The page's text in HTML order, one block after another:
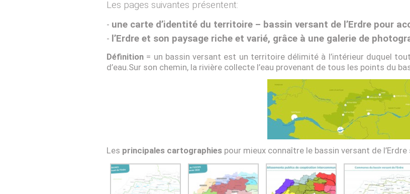
Les pages suivantes présentent:
une carte d’identité du territoire – bassin versant de l’Erdre pour
l’Erdre et son paysage riche et varié, grâce à une galerie de
Définition = un bassin versant est un territoire délimité à l’intérieur duquel
d’eau.Sur son chemin, la rivière collecte l’eau provenant de tous les points du
Les principales cartographies pour mieux connaître le bassin versant de